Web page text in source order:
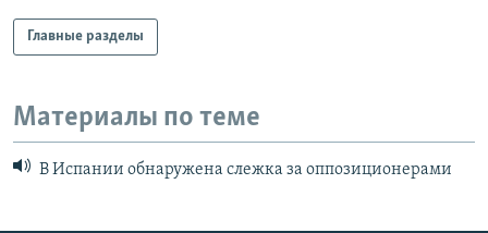
Главные разделы
Материалы по теме
В Испании обнаружена слежка за оппозиционерами